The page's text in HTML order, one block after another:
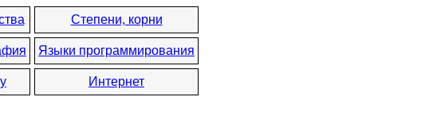
Степени, корни
Языки программирования
Интернет